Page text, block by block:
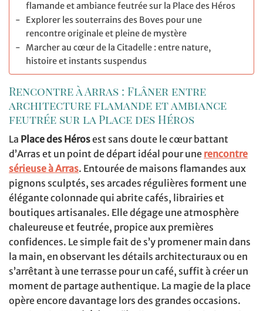
flamande et ambiance feutrée sur la Place des Héros
Explorer les souterrains des Boves pour une
rencontre originale et pleine de mystère
Marcher au cœur de la Citadelle : entre nature,
histoire et instants suspendus
Rencontre à Arras : Flâner entre
architecture flamande et ambiance
feutrée sur la Place des Héros
La Place des Hérosest sans doute le cœur battant
d’Arras et un point de départ idéal pour une rencontre
sérieuse à Arras. Entourée de maisons flamandes aux
pignons sculptés, ses arcades régulières forment une
élégante colonnade qui abrite cafés, librairies et
boutiques artisanales. Elle dégage une atmosphère
chaleureuse et feutrée, propice aux premières
confidences. Le simple fait de s’y promener main dans
la main, en observant les détails architecturaux ou en
s’arrêtant à une terrasse pour un café, suffit à créer un
moment de partage authentique. La magie de la place
opère encore davantage lors des grandes occasions.